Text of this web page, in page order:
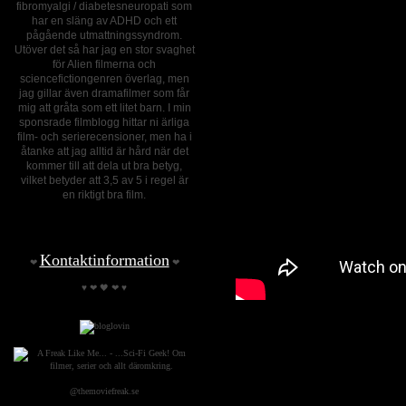
fibromyalgi / diabetesneuropati som
har en släng av ADHD och ett
pågående utmattningssyndrom.
Utöver det så har jag en stor svaghet
för Alien filmerna och
sciencefictiongenren överlag, men
jag gillar även dramafilmer som får
mig att gråta som ett litet barn. I min
sponsrade filmblogg hittar ni ärliga
film- och serierecensioner, men ha i
åtanke att jag alltid är hård när det
kommer till att dela ut bra betyg,
vilket betyder att 3,5 av 5 i regel är
en riktigt bra film.
❤ Kontaktinformation ❤
♥ ❤ 🖤 ❤ ♥
@themoviefreak.se